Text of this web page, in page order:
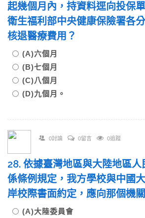
起幾個月內，持資料逕向投保
衛生福利部中央健康保險署各
核退醫療費用？
(A)六個月
(B)七個月
(C)八個月
(D)九個月。
0討論 0留言 0追蹤
28. 依據臺灣地區與大陸地區人
係條例規定，我方學校與中國
岸校際書面約定，應向那個機
(A)大陸委員會